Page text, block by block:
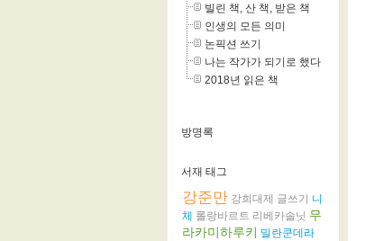
빌린 책, 산 책, 받은 책
인생의 모든 의미
논픽션 쓰기
나는 작가가 되기로 했다
2018년 읽은 책
방명록
서재 태그
강준만 강희대제 글쓰기
니
체 롤랑바르트 리베카솔닛 무
라카미하루키 밀란쿤데라